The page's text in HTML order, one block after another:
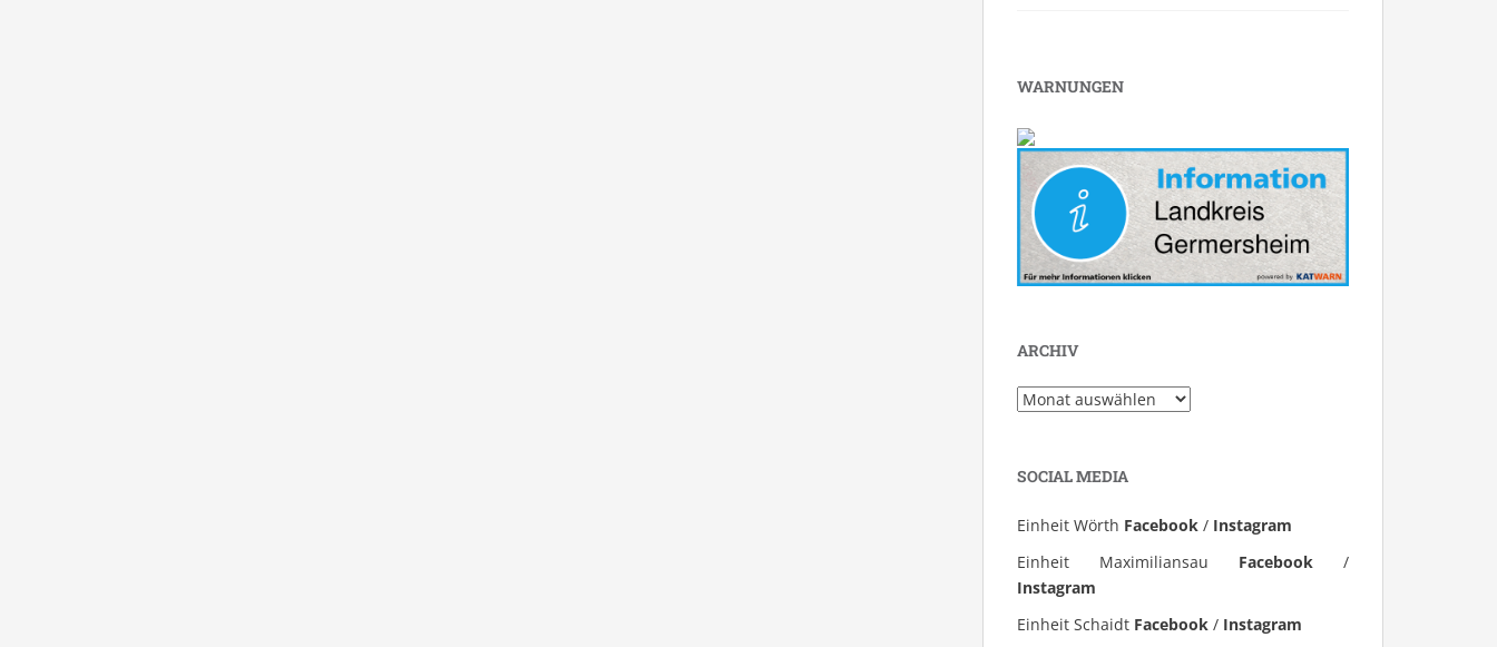
WARNUNGEN
ARCHIV
Archiv
SOCIAL MEDIA
Einheit Wörth Facebook / Instagram
Einheit Maximiliansau Facebook /
Instagram
Einheit Schaidt Facebook / Instagram